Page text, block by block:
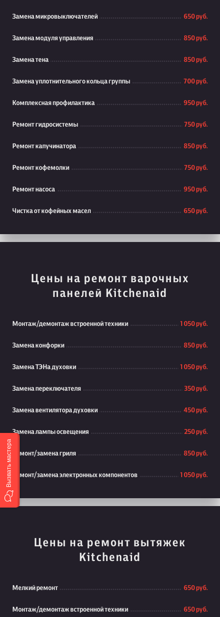
Замена микровыключателей 650 руб.
Замена модуля управления 850 руб.
Замена тена 850 руб.
Замена уплотнительного кольца группы 700 руб.
Комплексная профилактика 950 руб.
Ремонт гидросистемы 750 руб.
Ремонт капучинатора 850 руб.
Ремонт кофемолки 750 руб.
Ремонт насоса 950 руб.
Чистка от кофейных масел 650 руб.
Цены на ремонт варочных
панелей Kitchenaid
Монтаж/демонтаж встроенной техники 1 050 руб.
Замена конфорки 850 руб.
Замена ТЭНа духовки 1 050 руб.
Замена переключателя 350 руб.
Замена вентилятора духовки 450 руб.
Замена лампы освещения 250 руб.
Ремонт/замена гриля 850 руб.
Ремонт/замена электронных компонентов 1 050 руб.
Цены на ремонт вытяжек
Kitchenaid
Мелкий ремонт 650 руб.
Монтаж/демонтаж встроенной техники 650 руб.
Вызвать мастера